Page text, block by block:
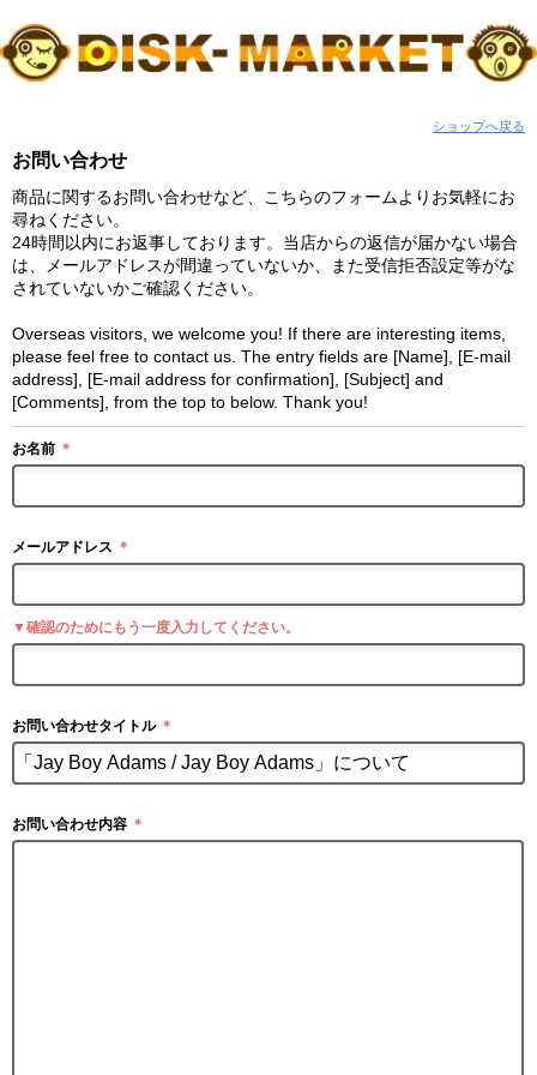
ショップへ戻る
お問い合わせ
商品に関するお問い合わせなど、こちらのフォームよりお気軽にお
尋ねください。
24時間以内にお返事しております。当店からの返信が届かない場合
は、メールアドレスが間違っていないか、また受信拒否設定等がな
されていないかご確認ください。
Overseas visitors, we welcome you! If there are interesting items,
please feel free to contact us. The entry fields are [Name], [E-mail
address], [E-mail address for confirmation], [Subject] and
[Comments], from the top to below. Thank you!
お名前 ＊
メールアドレス ＊
▼確認のためにもう一度入力してください。
お問い合わせタイトル ＊
お問い合わせ内容 ＊